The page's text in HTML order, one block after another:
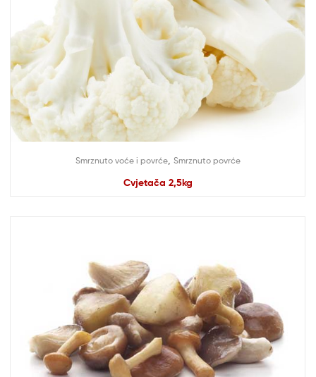
Smrznuto voće i povrće, Smrznuto povrće
Cvjetača 2,5kg